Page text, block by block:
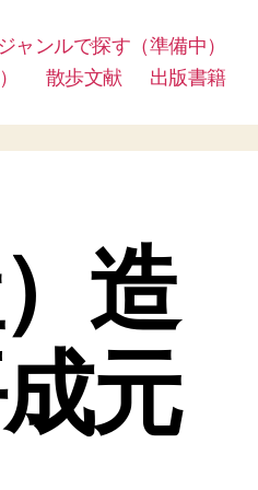
ジャンルで探す（準備中）
散歩文献 出版書籍
造
元